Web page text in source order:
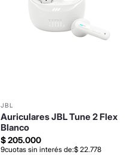
JBL
Auriculares JBL Tune 2 Flex
Blanco
$205.000
9cuotas sin interés de:$ 22.778